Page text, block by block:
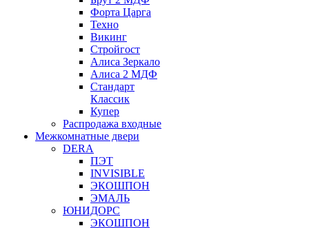
Форта Царга
Техно
Викинг
Стройгост
Алиса Зеркало
Алиса 2 МДФ
Стандарт
Классик
Купер
Распродажа входные
Межкомнатные двери
DERA
ПЭТ
INVISIBLE
ЭКОШПОН
ЭМАЛЬ
ЮНИДОРС
ЭКОШПОН